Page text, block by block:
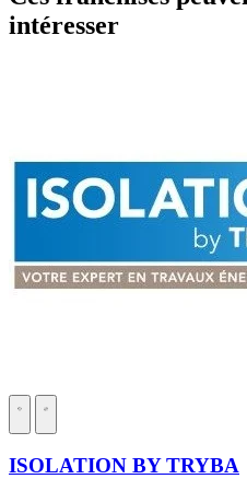
intéresser
ISOLATION BY TRYBA